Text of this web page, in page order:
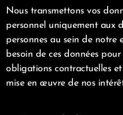
Nous transmettons vos
personnel uniquement aux
personnes au sein de notre
besoin de ces données pour
obligations contractuelles
mise en œuvre de nos